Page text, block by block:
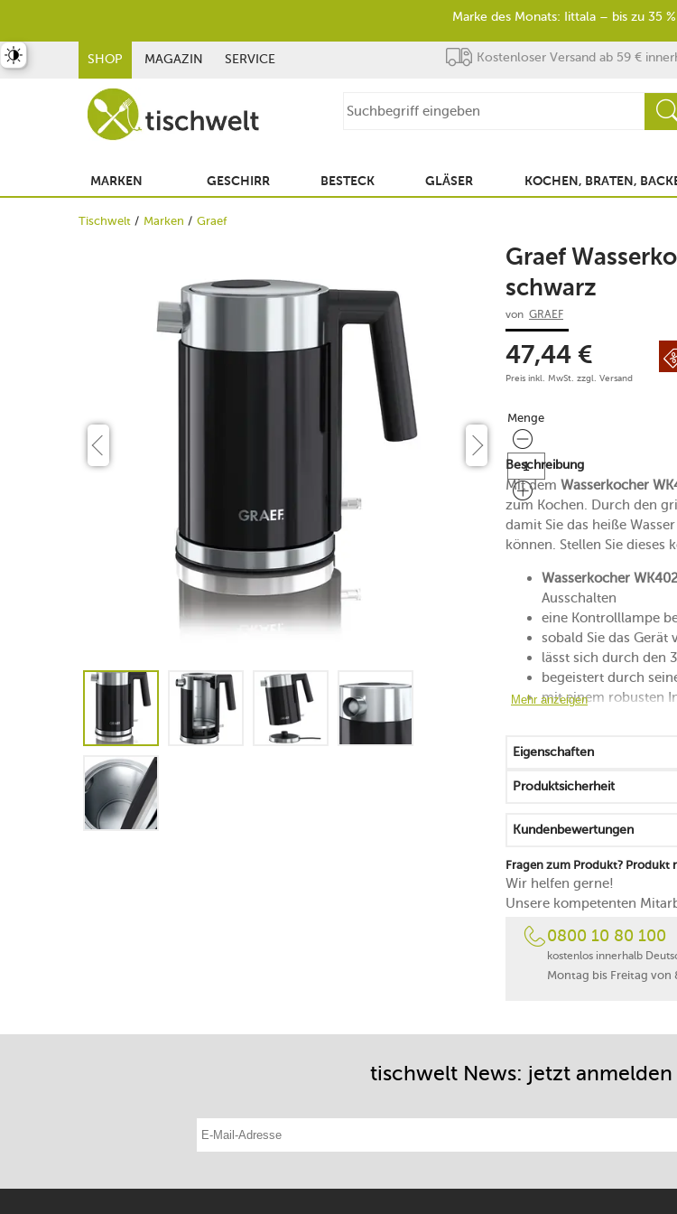
SHOP MAGAZIN SERVICE Kostenloser Versand ab 59 €
MARKEN GESCHIRR BESTECK GLÄSER KOCHEN, BRATEN,
Tischwelt Marken Graef
Graef
schwarz
von GRAEF
47,44 €
Preis inkl. MwSt. zzgl. Versand
Menge
Menge
Beschreibung
Mit dem Wasserkocher
zum Kochen. Durch den
damit Sie das heiße
können. Stellen Sie dieses
Wasserkocher
Ausschalten
eine Kontrolllampe
sobald Sie das
lässt sich durch den
begeistert durch
mit einem robusten
mit einem
Schmutz und Kalk
mit einer gut
die Ladestation
von Hand reinigen
Mehr anzeigen
Eigenschaften
Produktsicherheit
Kundenbewertungen
Fragen zum Produkt? Produkt
Wir helfen gerne!
Unsere kompetenten
0800 10 80 100
kostenlos innerhalb
Montag bis Freitag von
tischwelt News: jetzt anmelden
E-Mail-Adresse eintragen
umschalten
Marke des Monats: Iittala – bis zu 35